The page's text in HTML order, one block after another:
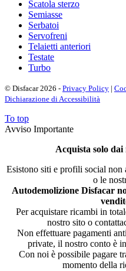
Scatola sterzo
Semiasse
Serbatoi
Servofreni
Telaietti anteriori
Testate
Turbo
© Disfacar 2026 - Privacy Policy |
Dichiarazione di Accessibilità
To top
Avviso Importante
Acquista solo
Esistono siti e profili social non
o le
Autodemolizione Disfacar
Per acquistare ricambi in
nostro sito o
Non effettuare pagamenti
private, il nostro conto è
Con noi è possibile pagare
momento della